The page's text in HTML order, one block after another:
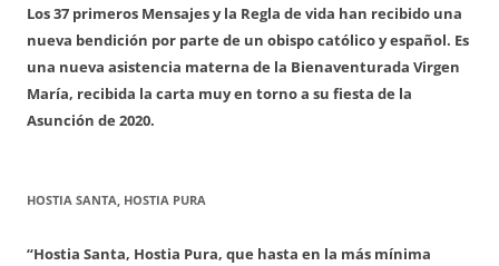
Los 37 primeros Mensajes y la Regla de vida han recibido una
nueva bendición por parte de un obispo católico y español. Es
una nueva asistencia materna de la Bienaventurada Virgen
María, recibida la carta muy en torno a su fiesta de la
Asunción de 2020.
HOSTIA SANTA, HOSTIA PURA
“Hostia Santa, Hostia Pura, que hasta en la más mínima